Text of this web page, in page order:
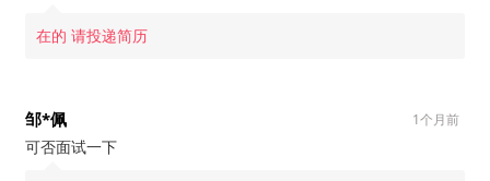
在的 请投递简历
邹*佩
可否面试一下
1个月前